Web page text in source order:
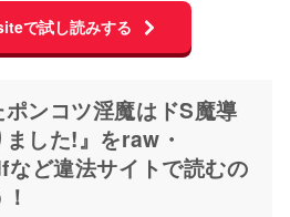
で試し読みする
ポンコツ淫魔はドS魔導
した!』をraw・
ど違法サイトで読むの